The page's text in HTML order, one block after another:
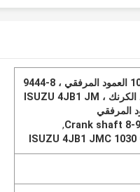
1005011BBA1 العمود المرفقي ، 8-9444
3662-0 عمود الكرنك ، ISUZU 4JB1 JM
8-
,
ISUZU 4JB1 JMC